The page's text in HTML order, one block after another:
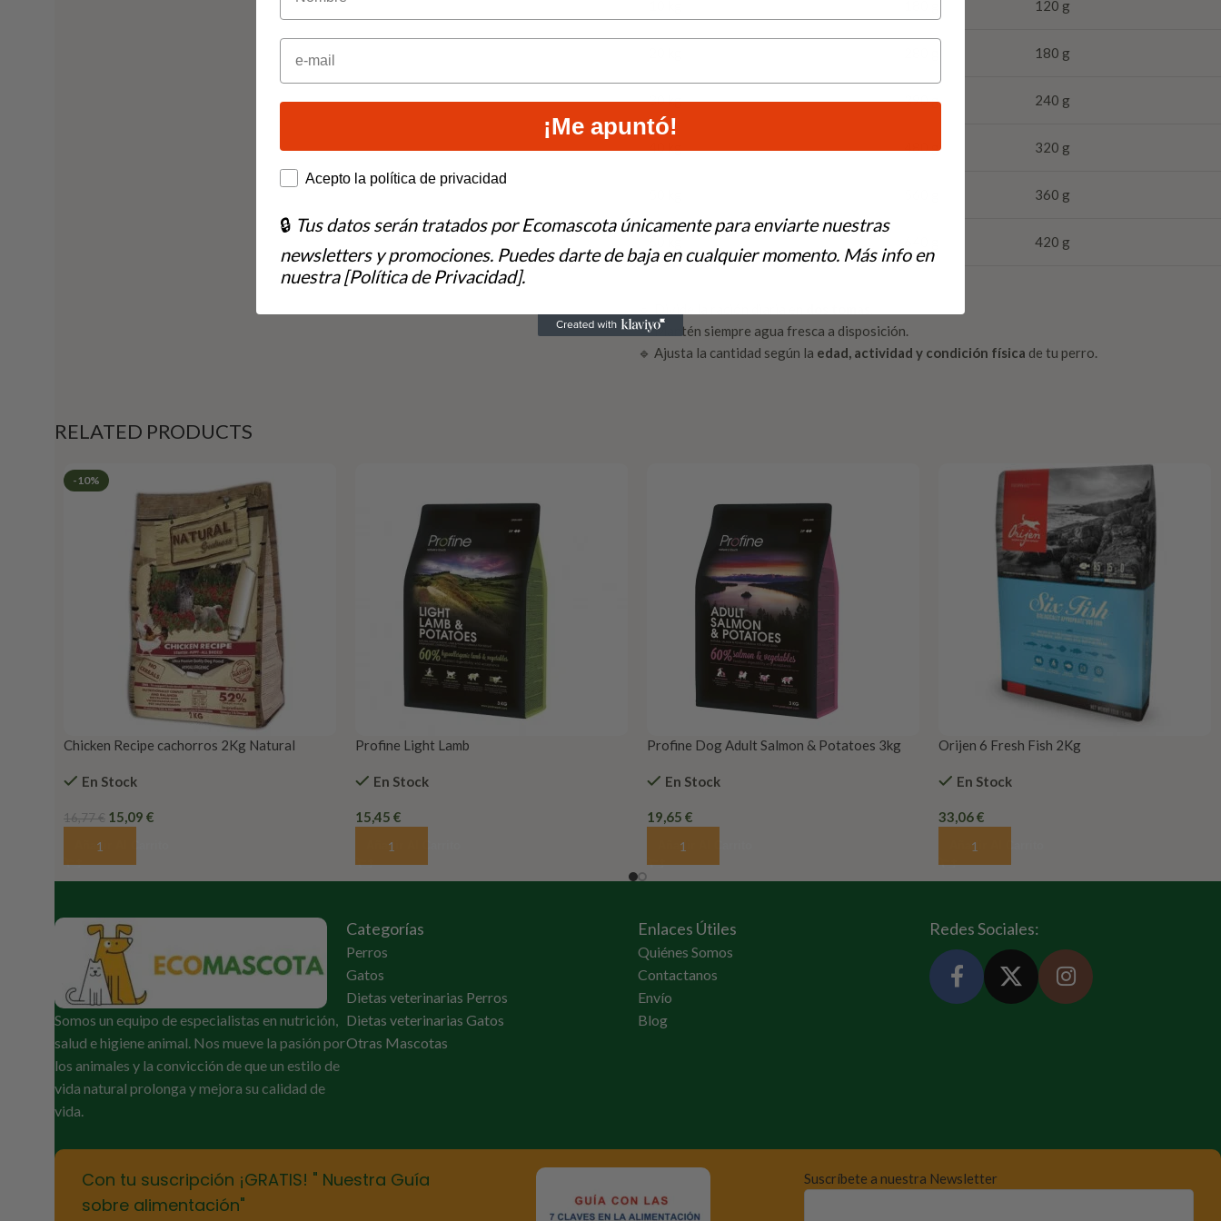
120 g
180 g
30 kg 390 g 240 g
40 kg 480 g 320 g
360 g
420 g
🔹 Mantén siempre agua fresca a disposición.
🔹 Ajusta la cantidad según la edad, actividad y condición física de tu perro.
RELATED PRODUCTS
-10%
Chicken Recipe cachorros 2Kg Natural
En Stock
16,77€ 15,09 €
Añadir Al Carrito
Profine Light Lamb
En Stock
15,45 €
Añadir Al Carrito
Profine Dog Adult Salmon & Potatoes 3kg
En Stock
19,65 €
Añadir Al Carrito
Orijen 6 Fresh Fish 2Kg
En Stock
33,06€
Añadir Al Carrito
Somos un equipo de especialistas en nutrición,
salud e higiene animal. Nos mueve la pasión por
los animales y la convicción de que un estilo de
vida natural prolonga y mejora su calidad de
vida.
Categorías
Perros
Gatos
Dietas veterinarias Perros
Dietas veterinarias Gatos
Otras Mascotas
Enlaces Útiles
Quiénes Somos
Contactanos
Envío
Blog
Redes Sociales:
Con tu suscripción ¡GRATIS! " Nuestra Guía
sobre alimentación"
Suscríbete a nuestra Newsletter
Email
¡Me apuntó!
How would you like to hear from us?
Acepto la política de privacidad
🔒 Tus datos serán tratados por Ecomascota únicamente para enviarte nuestras
newsletters y promociones. Puedes darte de baja en cualquier momento. Más info en
nuestra [Política de Privacidad].